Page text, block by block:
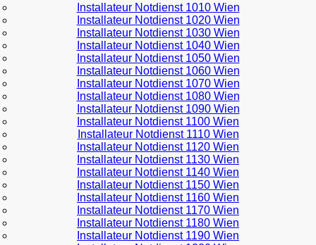
Installateur Notdienst 1010 Wien
Installateur Notdienst 1020 Wien
Installateur Notdienst 1030 Wien
Installateur Notdienst 1040 Wien
Installateur Notdienst 1050 Wien
Installateur Notdienst 1060 Wien
Installateur Notdienst 1070 Wien
Installateur Notdienst 1080 Wien
Installateur Notdienst 1090 Wien
Installateur Notdienst 1100 Wien
Installateur Notdienst 1110 Wien
Installateur Notdienst 1120 Wien
Installateur Notdienst 1130 Wien
Installateur Notdienst 1140 Wien
Installateur Notdienst 1150 Wien
Installateur Notdienst 1160 Wien
Installateur Notdienst 1170 Wien
Installateur Notdienst 1180 Wien
Installateur Notdienst 1190 Wien